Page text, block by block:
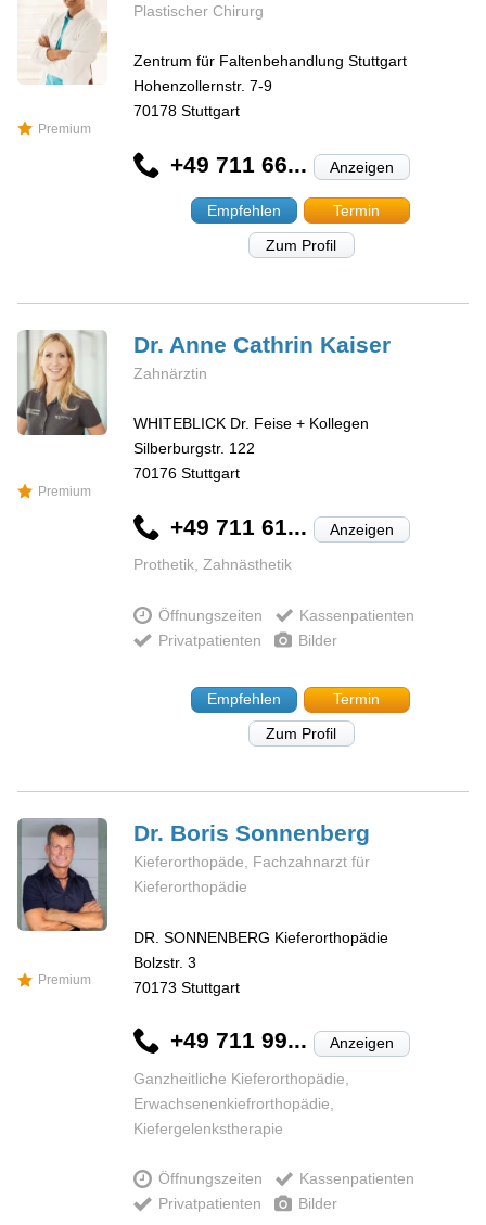
Premium
Plastischer Chirurg
Zentrum für Faltenbehandlung Stuttgart
Hohenzollernstr. 7-9
70178 Stuttgart
+49 711 66... Anzeigen
Empfehlen
Termin
Zum Profil
Premium
Dr. Anne Cathrin Kaiser
Zahnärztin
WHITEBLICK Dr. Feise + Kollegen
Silberburgstr. 122
70176 Stuttgart
+49 711 61... Anzeigen
Prothetik, Zahnästhetik
Öffnungszeiten
Kassenpatienten
Privatpatienten
Bilder
Empfehlen
Termin
Zum Profil
Premium
Dr. BorisSonnenberg
Kieferorthopäde, Fachzahnarzt für
Kieferorthopädie
DR. SONNENBERG Kieferorthopädie
Bolzstr. 3
70173 Stuttgart
+49 711 99... Anzeigen
Ganzheitliche Kieferorthopädie,
Erwachsenenkiefrorthopädie,
Kiefergelenkstherapie
Öffnungszeiten
Kassenpatienten
Privatpatienten
Bilder